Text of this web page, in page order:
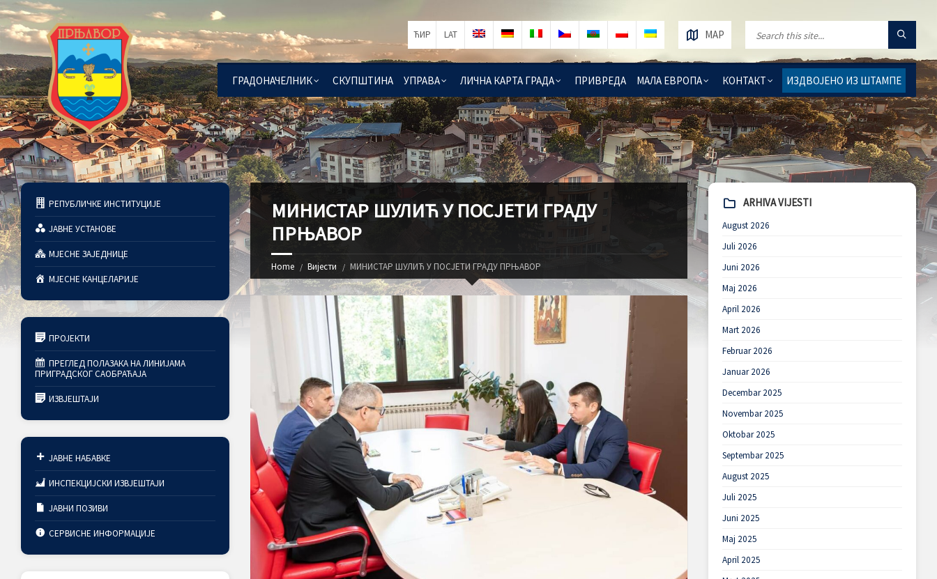
ГРАДОНАЧЕЛНИК СКУПШТИНА УПРАВА ЛИЧНА КАРТА ГРАДА ПРИВРЕДА МАЛА ЕВРОПА КОНТАКТ ИЗДВОЈЕНО ИЗ ШТАМПЕ
MAP
ЋИР LAT
МИНИСТАР ШУЛИЋ У ПОСЈЕТИ ГРАДУ
ПРЊАВОР
Home Вијести МИНИСТАР ШУЛИЋ У ПОСЈЕТИ ГРАДУ ПРЊАВОР
РЕПУБЛИЧКЕ ИНСТИТУЦИЈЕ
ЈАВНЕ УСТАНОВЕ
МЈЕСНЕ ЗАЈЕДНИЦЕ
МЈЕСНЕ КАНЦЕЛАРИЈЕ
ПРОЈЕКТИ
ПРЕГЛЕД ПОЛАЗАКА НА ЛИНИЈАМА
ПРИГРАДСКОГ САОБРАЋАЈА
ИЗВЈЕШТАЈИ
ЈАВНЕ НАБАВКЕ
ИНСПЕКЦИЈСКИ ИЗВЈЕШТАЈИ
ЈАВНИ ПОЗИВИ
СЕРВИСНЕ ИНФОРМАЦИЈЕ
ARHIVA VIJESTI
August 2026
Juli 2026
Juni 2026
Maj 2026
April 2026
Mart 2026
Februar 2026
Januar 2026
Decembar 2025
Novembar 2025
Oktobar 2025
Septembar 2025
August 2025
Juli 2025
Juni 2025
Maj 2025
April 2025